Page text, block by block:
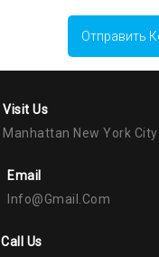
Visit Us
Manhattan New York City
Email
Info@gmail.com
Call Us